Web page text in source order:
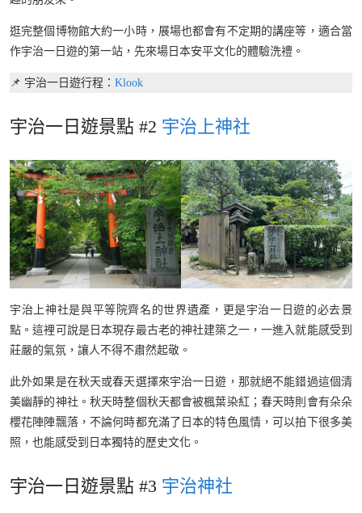
逛完整個博物館大約一小時，展場也都會有不定期的講座等，適合當
作宇治一日遊的第一站，先來場日本安平文化的體驗洗禮。
📌 宇治一日遊行程： Klook
宇治一日遊景點 #2 宇治上神社
宇治上神社是與平等院齊名的世界遺產，更是宇治一日遊的必去景
點。這裡可說是日本現存最古老的神社建築之一，一進入就能感受到
莊嚴的氣氛，讓人不得不肅然起敬。
此外如果是在秋天或春天選擇來宇治一日遊，那就絕不能錯過這個清
美幽靜的神社。秋天時整個秋天都會被楓葉染紅；春天時則會有朵朵
櫻花陣陣飄落，不論何時都充滿了日本的特色風情，可以拍下很多美
照，也能感受到日本獨特的歷史文化。
宇治一日遊景點 #3 宇治神社